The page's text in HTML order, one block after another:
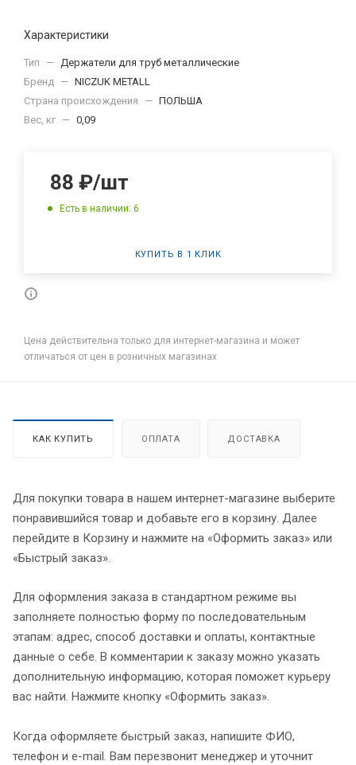
Характеристики
Тип — Держатели для труб металлические
Бренд — NICZUK METALL
Страна происхождения
— ПОЛЬША
Вес, кг — 0,09
88 ₽/шт
Есть в наличии: 6
КУПИТЬ В 1 КЛИК
Цена действительна только для интернет-магазина и может
отличаться от цен в розничных магазинах
КАК КУПИТЬ ОПЛАТА ДОСТАВКА
Для покупки товара в нашем интернет-магазине выберите
понравившийся товар и добавьте его в корзину. Далее
перейдите в Корзину и нажмите на «Оформить заказ» или
«Быстрый заказ».
Для оформления заказа в стандартном режиме вы
заполняете полностью форму по последовательным
этапам: адрес, способ доставки и оплаты, контактные
данные о себе. В комментарии к заказу можно указать
дополнительную информацию, которая поможет курьеру
вас найти. Нажмите кнопку «Оформить заказ».
Когда оформляете быстрый заказ, напишите ФИО,
телефон и e-mail. Вам перезвонит менеджер и уточнит